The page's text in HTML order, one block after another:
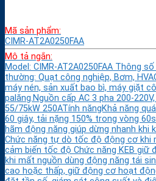
Mã sản phẩm:
CIMR-AT2A0250FAA
Mô tả ngắn:
Model: CIMR-AT2A0250FAA Thông
thường: Quạt công nghiệp, Bơm,
máy nén, sản xuất bao bì, máy giặt
palăng.Nguồn cấp AC 3 pha 200-
55/75kW 250ATính năngKhả năng
60 giây, tải nặng 150% trong vòng
hãm động năng giúp dừng nhanh khi
Chức năng tự dò tốc độ động cơ khi
cảm biến tốc độ Chức năng KEB giữ
khi mất nguồn dùng động năng tái
cao hoặc thấp, giữ động cơ hoạt